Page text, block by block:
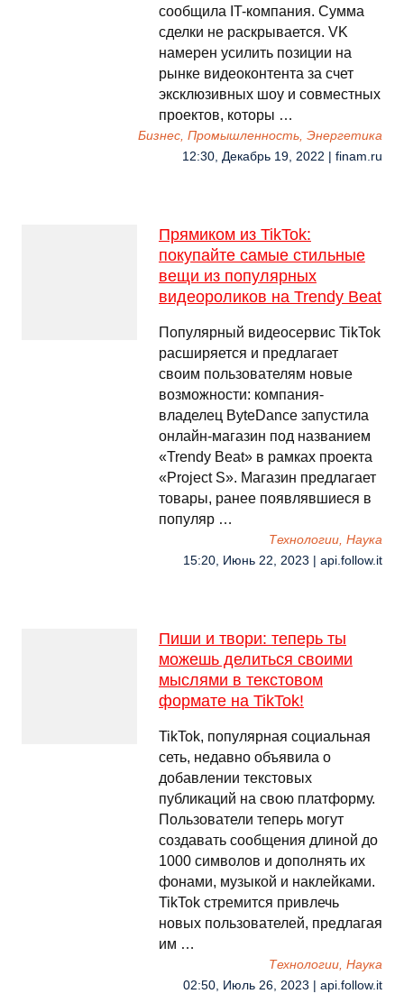
сообщила IT-компания. Сумма
сделки не раскрывается. VK
намерен усилить позиции на
рынке видеоконтента за счет
эксклюзивных шоу и совместных
проектов, которы …
Бизнес, Промышленность, Энергетика
12:30, Декабрь 19, 2022 | finam.ru
Прямиком из TikTok:
покупайте самые стильные
вещи из популярных
видеороликов на Trendy Beat
Популярный видеосервис TikTok
расширяется и предлагает
своим пользователям новые
возможности: компания-
владелец ByteDance запустила
онлайн-магазин под названием
«Trendy Beat» в рамках проекта
«Project S». Магазин предлагает
товары, ранее появлявшиеся в
популяр …
Технологии, Наука
15:20, Июнь 22, 2023 | api.follow.it
Пиши и твори: теперь ты
можешь делиться своими
мыслями в текстовом
формате на TikTok!
TikTok, популярная социальная
сеть, недавно объявила о
добавлении текстовых
публикаций на свою платформу.
Пользователи теперь могут
создавать сообщения длиной до
1000 символов и дополнять их
фонами, музыкой и наклейками.
TikTok стремится привлечь
новых пользователей, предлагая
им …
Технологии, Наука
02:50, Июль 26, 2023 | api.follow.it